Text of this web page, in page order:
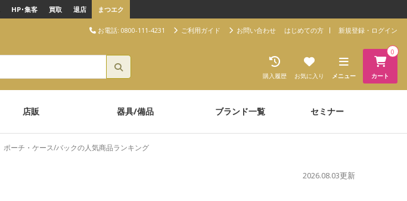
HP･集客 買取 退店 まつエク
お電話: 0800-111-4231 ご利用ガイド お問い合わせ はじめての方 新規登録・ログイン
カート
0
メニュー
お気に入り
購入履歴
店販 器具/備品 ブランド一覧 セミナー
ポーチ・ケース/バックの人気商品ランキング
2026.08.03更新